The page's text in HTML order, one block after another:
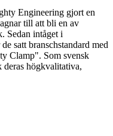
Engineering gjort en
till att bli en av
Sedan intåget i
satt branschstandard med
Clamp". Som svensk
högkvalitativa,